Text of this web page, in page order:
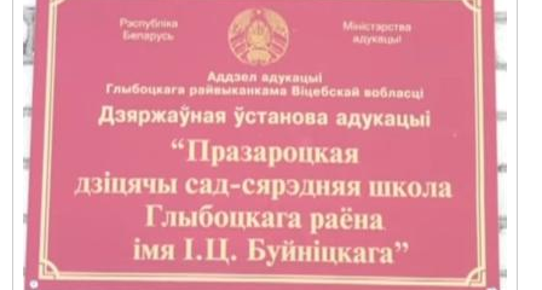
Дыскрымінацыя
Затрыманьні
Карная псыхіятрыя
КПЧ ААН
Культурныя правы
ЛПП